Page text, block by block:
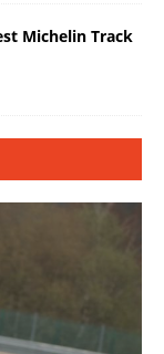
Michelin Track